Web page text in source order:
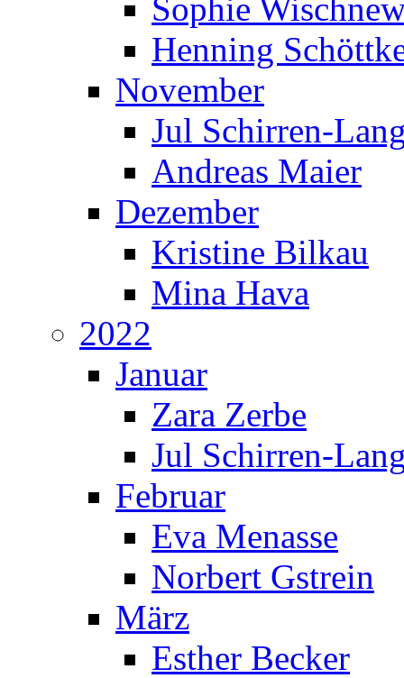
Sophie
Henning
November
Jul Schirren-
Andreas Maier
Dezember
Kristine Bilkau
Mina Hava
2022
Januar
Zara Zerbe
Jul Schirren-
Februar
Eva Menasse
Norbert Gstrein
März
Esther Becker